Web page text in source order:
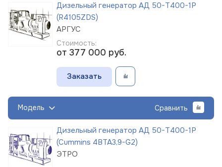
Дизельный генератор АД 50-Т400-1Р
(R4105ZDS)
АРГУС
Стоимость:
от 377 000 руб.
Заказать
Модель Сравнить
Дизельный генератор АД 50-Т400-1Р
(Cummins 4BTA3,9-G2)
ЭТРО